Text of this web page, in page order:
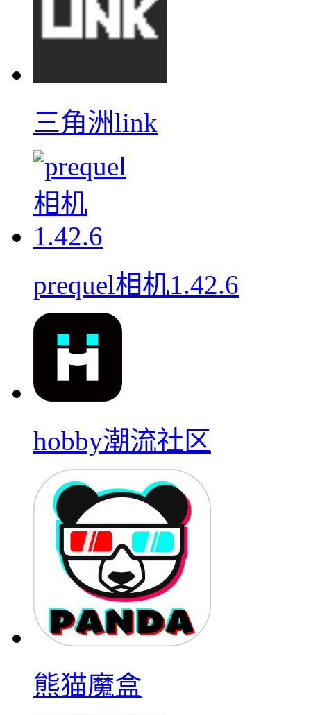
三角洲link
prequel相机1.42.6
hobby潮流社区
熊猫魔盒